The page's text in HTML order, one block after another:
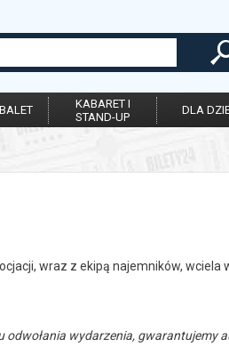
KABARET I
STAND-UP
DLA
wraz z ekipą najemników,
odwołania wydarzenia,